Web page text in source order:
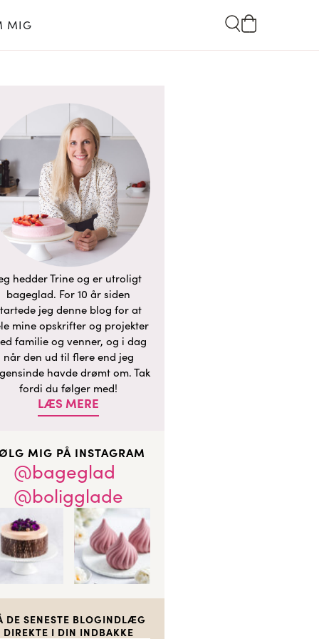
MIG
hedder Trine og er utroligt
bageglad. For 10 år siden
jeg denne blog for at
mine opskrifter og projekter
familie og venner, og i dag
når den ud til flere end jeg
havde drømt om. Tak
fordi du følger med!
LÆS MERE
MIG PÅ INSTAGRAM
@bageglad
@boligglade
DE SENESTE BLOGINDLÆG
DIREKTE I DIN INDBAKKE